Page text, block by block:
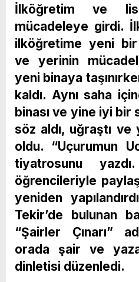
İlköğretim ve
mücadeleye girdi.
ilköğretime yeni bir
ve yerinin
yeni binaya
kaldı. Aynı saha
binası ve yine iyi bir
söz aldı, uğraştı ve
oldu. “Uçurumun
tiyatrosunu
öğrencileriyle
yeniden
Tekir’de bulunan
“Şairler Çınarı”
orada şair ve
dinletisi düzenledi.